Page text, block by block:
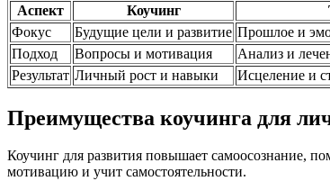
Аспект
Коучинг
Фокус
Будущие цели и развитие Прошлое и
Подход
Вопросы и мотивация
Анализ и
Результат Личный рост и навыки Исцеление и
Преимущества коучинга для
Коучинг для развития повышает самоосознание,
мотивацию и учит самостоятельности.